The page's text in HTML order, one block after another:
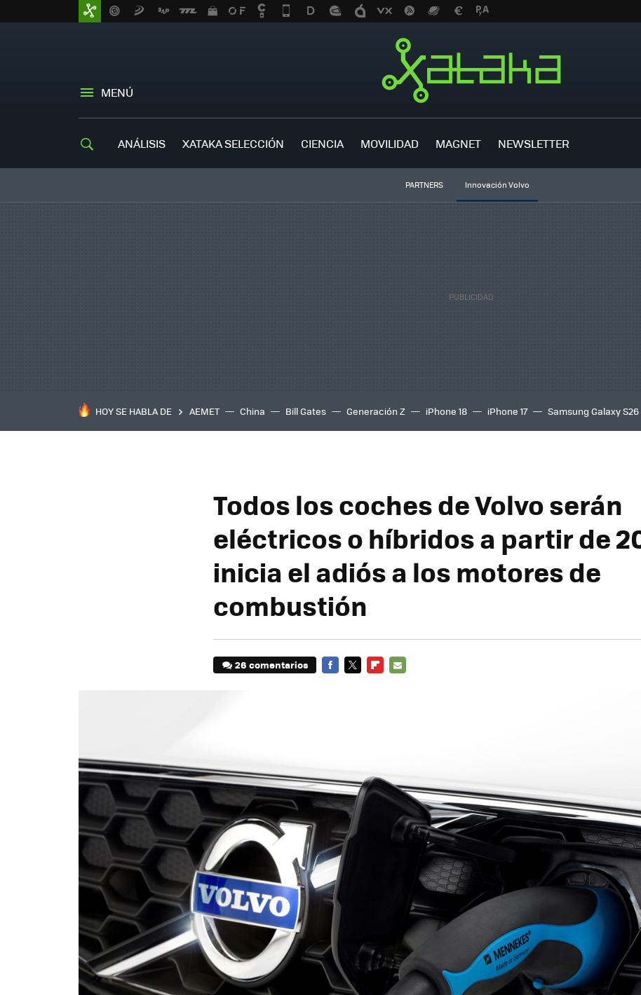
MENÚ
ANÁLISIS XATAKA SELECCIÓN CIENCIA MOVILIDAD MAGNET NEWSLETTER
PARTNERS Innovación Volvo
HOY SE HABLA DE AEMET China Bill Gates Generación Z iPhone 18 iPhone 17 Samsung Galaxy S26
Todos los coches de Volvo serán
eléctricos o híbridos a partir de
inicia el adiós a los motores de
combustión
26 comentarios